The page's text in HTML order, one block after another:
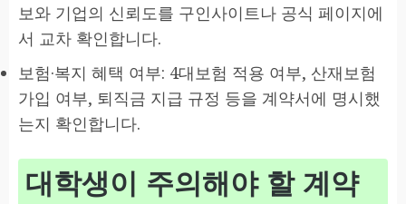
보와 기업의 신뢰도를 구인사이트나 공식 페이지에
서 교차 확인합니다.
보험·복지 혜택 여부: 4대보험 적용 여부, 산재보험
가입 여부, 퇴직금 지급 규정 등을 계약서에 명시했
는지 확인합니다.
대학생이 주의해야 할 계약